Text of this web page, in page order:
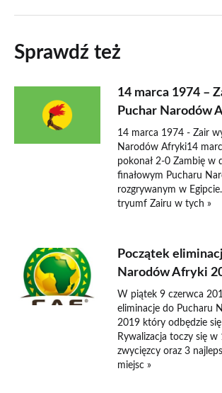
Sprawdź też
14 marca 1974 –
Puchar Narodów
14 marca 1974 - Zair
Narodów Afryki14
pokonał 2-0 Zambię w
finałowym Pucharu
rozgrywanym w
tryumf Zairu w tych »
Początek
Narodów Afryki
W piątek 9 czerwca
eliminacje do Pucharu
2019 który odbędzie
Rywalizacja toczy się w
zwycięzcy oraz 3
miejsc »